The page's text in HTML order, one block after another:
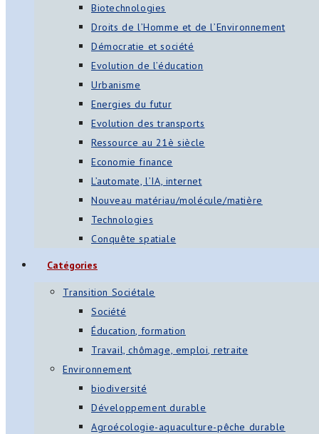
Biotechnologies
Droits de l’Homme et de l’Environnement
Démocratie et société
Evolution de l’éducation
Urbanisme
Energies du futur
Evolution des transports
Ressource au 21è siècle
Economie finance
L’automate, l’IA, internet
Nouveau matériau/molécule/matière
Technologies
Conquête spatiale
Catégories
Transition Sociétale
Société
Éducation, formation
Travail, chômage, emploi, retraite
Environnement
biodiversité
Développement durable
Agroécologie-aquaculture-pêche durable